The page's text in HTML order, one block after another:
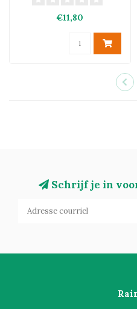
€11,80
Schrijf je in